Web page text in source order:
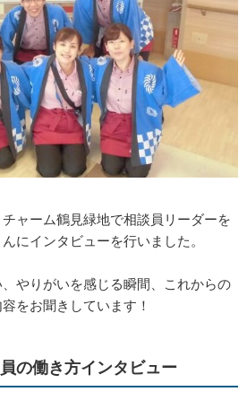
ャーム鶴見緑地で相談 員リーダーを
にインタビューを行いました。
やりがいを感じる瞬間、これからの
をお聞きしています！
の働き方インタビュー